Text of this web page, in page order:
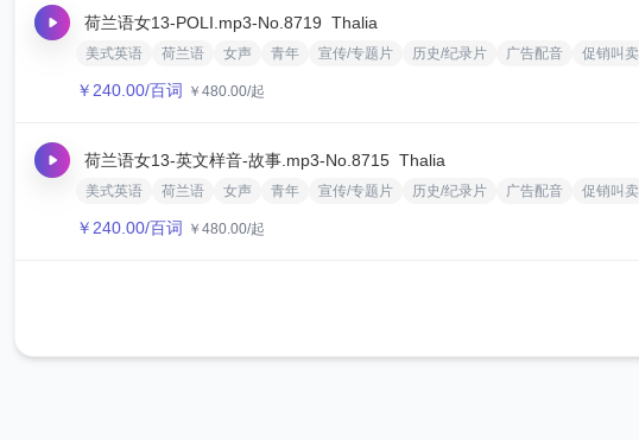
荷兰语女13-POLI.mp3-No.8719 ‌Thalia
美式英语 荷兰语 女声 青年 宣传/专题片 历史/纪录片 广告配音 促销叫卖
￥ 240.00/百词 ￥ 480.00/起
荷兰语女13-英文样音-故事.mp3-No.8715 ‌Thalia
美式英语 荷兰语 女声 青年 宣传/专题片 历史/纪录片 广告配音 促销叫卖
￥ 240.00/百词 ￥ 480.00/起